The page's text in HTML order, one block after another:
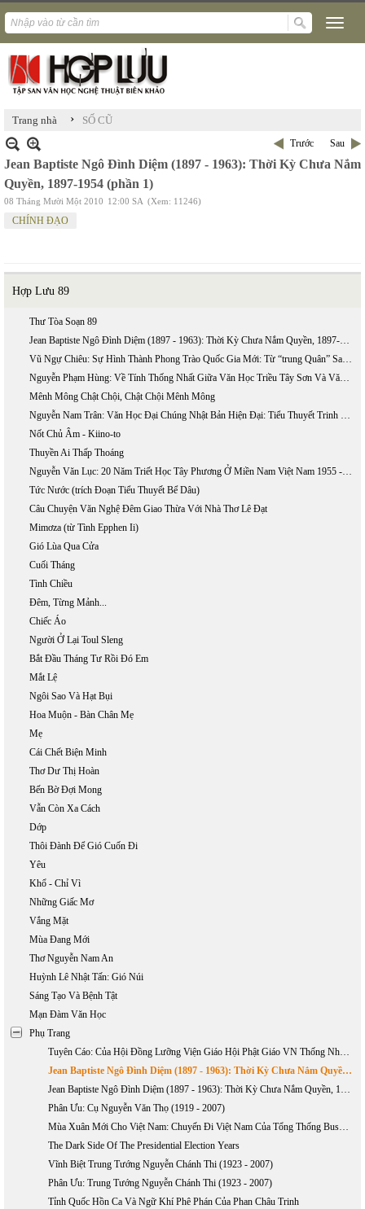
Trang nhà › SỐ CŨ
Trước Sau
Jean Baptiste Ngô Đình Diệm (1897 - 1963): Thời Kỳ Chưa Nắm
Quyền, 1897-1954 (phần 1)
08 Tháng Mười Một 2010 12:00 SA (Xem: 11246)
CHÍNH ĐẠO
Hợp Lưu 89
Thư Tòa Soạn 89
Jean Baptiste Ngô Đình Diệm (1897 - 1963): Thời Kỳ Chưa Nắm Quyền, 1897-1954 (phần 2)
Vũ Ngự Chiêu: Sự Hình Thành Phong Trào Quốc Gia Mới: Từ “trung Quân” Sang “ái Quốc”
Nguyễn Phạm Hùng: Về Tính Thống Nhất Giữa Văn Học Triều Tây Sơn Và Văn Học Triều Nguyễn
Mênh Mông Chật Chội, Chật Chội Mênh Mông
Nguyễn Nam Trân: Văn Học Đại Chúng Nhật Bản Hiện Đại: Tiểu Thuyết Trinh Thám Và Khoa Học Giả Tưởng
Nốt Chủ Âm - Kiino-to
Thuyền Ai Thấp Thoáng
Nguyễn Văn Lục: 20 Năm Triết Học Tây Phương Ở Miền Nam Việt Nam 1955 - 1975
Tức Nước (trích Đoạn Tiểu Thuyết Bể Dâu)
Câu Chuyện Văn Nghệ Đêm Giao Thừa Với Nhà Thơ Lê Đạt
Mimơza (từ Tình Epphen Ii)
Gió Lùa Qua Cửa
Cuối Tháng
Tình Chiều
Đêm, Từng Mảnh...
Chiếc Áo
Người Ở Lại Toul Sleng
Bắt Đầu Tháng Tư Rồi Đó Em
Mắt Lệ
Ngôi Sao Và Hạt Bụi
Hoa Muộn - Bàn Chân Mẹ
Mẹ
Cái Chết Biện Minh
Thơ Dư Thị Hoàn
Bến Bờ Đợi Mong
Vẫn Còn Xa Cách
Dớp
Thôi Đành Để Gió Cuốn Đi
Yêu
Khổ - Chỉ Vì
Những Giấc Mơ
Vắng Mặt
Mùa Đang Mới
Thơ Nguyễn Nam An
Huỳnh Lê Nhật Tấn: Gió Núi
Sáng Tạo Và Bệnh Tật
Mạn Đàm Văn Học
Phụ Trang
Tuyên Cáo: Của Hội Đồng Lưỡng Viện Giáo Hội Phật Giáo VN Thống Nhất Về Việc TQ Xâm Lấn Hai Quần Đảo Hoàng Sa Và Trường Sa
Jean Baptiste Ngô Đình Diệm (1897 - 1963): Thời Kỳ Chưa Nắm Quyền, 1897-1954 (phần 1)
Jean Baptiste Ngô Đình Diệm (1897 - 1963): Thời Kỳ Chưa Nắm Quyền, 1897-1954 (Phần 2)
Phân Ưu: Cụ Nguyễn Văn Thọ (1919 - 2007)
Mùa Xuân Mới Cho Việt Nam: Chuyến Đi Việt Nam Của Tổng Thống Bush, 17 - 20/11/2006
The Dark Side Of The Presidential Election Years
Vĩnh Biệt Trung Tướng Nguyễn Chánh Thi (1923 - 2007)
Phân Ưu: Trung Tướng Nguyễn Chánh Thi (1923 - 2007)
Tỉnh Quốc Hồn Ca Và Ngữ Khí Phê Phán Của Phan Châu Trinh